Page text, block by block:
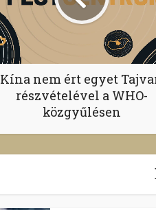
Kína nem ért egyet
részvételével a WHO-
közgyűlésen